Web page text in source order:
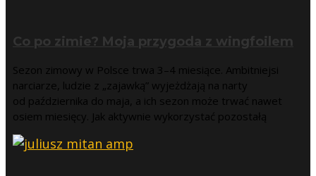
Co po zimie? Moja przygoda z wingfoilem
Sezon zimowy w Polsce trwa 3–4 miesiące. Ambitniejsi
narciarze, ludzie z „zajawką” wyjeżdżają na narty
od października do maja, a ich sezon może trwać nawet
osiem miesięcy. Jak aktywnie wykorzystać pozostałą